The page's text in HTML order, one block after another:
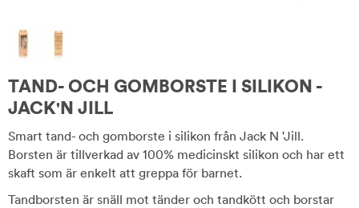
TAND- OCH GOMBORSTE I SILIKON -
JACK'N JILL
Smart tand- och gomborste i silikon från Jack N 'Jill.
Borsten är tillverkad av 100% medicinskt silikon och har ett
skaft som är enkelt att greppa för barnet.
Tandborsten är snäll mot tänder och tandkött och borstar